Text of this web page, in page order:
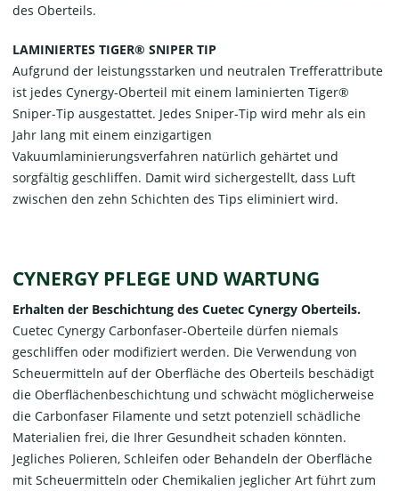
des Oberteils.
LAMINIERTES TIGER® SNIPER TIP
Aufgrund der leistungsstarken und neutralen Trefferattribute
ist jedes Cynergy-Oberteil mit einem laminierten Tiger®
Sniper-Tip ausgestattet. Jedes Sniper-Tip wird mehr als ein
Jahr lang mit einem einzigartigen
Vakuumlaminierungsverfahren natürlich gehärtet und
sorgfältig geschliffen. Damit wird sichergestellt, dass Luft
zwischen den zehn Schichten des Tips eliminiert wird.
CYNERGY PFLEGE UND WARTUNG
Erhalten der Beschichtung des Cuetec Cynergy Oberteils.
Cuetec Cynergy Carbonfaser-Oberteile dürfen niemals
geschliffen oder modifiziert werden. Die Verwendung von
Scheuermitteln auf der Oberfläche des Oberteils beschädigt
die Oberflächenbeschichtung und schwächt möglicherweise
die Carbonfaser Filamente und setzt potenziell schädliche
Materialien frei, die Ihrer Gesundheit schaden könnten.
Jegliches Polieren, Schleifen oder Behandeln der Oberfläche
mit Scheuermitteln oder Chemikalien jeglicher Art führt zum